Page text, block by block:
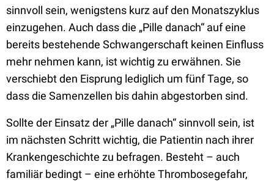
sinnvoll sein, wenigstens kurz auf den Monatszyklus
einzugehen. Auch dass die „Pille danach“ auf eine
bereits bestehende Schwangerschaft keinen Einfluss
mehr nehmen kann, ist wichtig zu erwähnen. Sie
verschiebt den Eisprung lediglich um fünf Tage, so
dass die Samenzellen bis dahin abgestorben sind.
Sollte der Einsatz der „Pille danach“ sinnvoll sein, ist
im nächsten Schritt wichtig, die Patientin nach ihrer
Krankengeschichte zu befragen. Besteht – auch
familiär bedingt – eine erhöhte Thrombosegefahr,